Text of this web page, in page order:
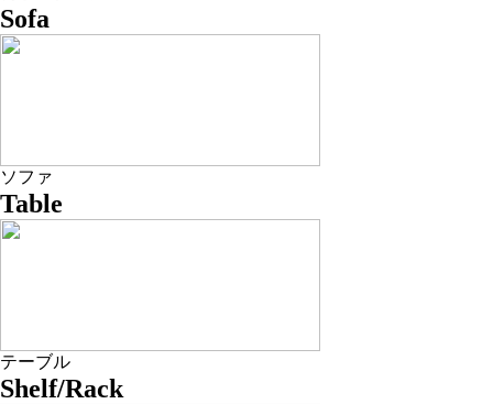
Sofa
ソファ
Table
テーブル
Shelf/Rack